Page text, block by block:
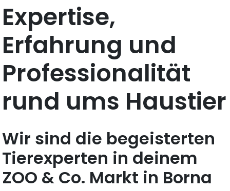
Expertise,
Erfahrung und
Professionalität
rund ums Haustier
Wir sind die begeisterten
Tierexperten in deinem
ZOO & Co. Markt in Borna